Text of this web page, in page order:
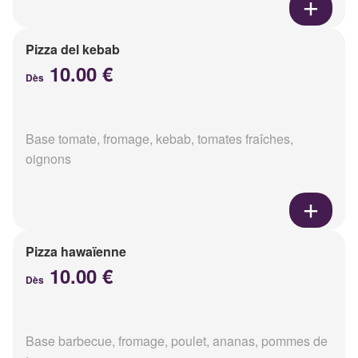
Pizza del kebab
Dès 10.00 €
Base tomate, fromage, kebab, tomates fraîches,
oignons
Pizza hawaïenne
Dès 10.00 €
Base barbecue, fromage, poulet, ananas, pommes de